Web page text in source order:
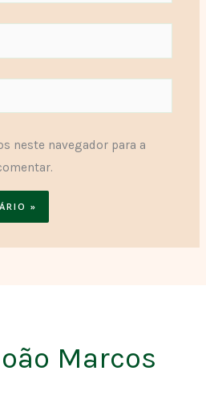
neste navegador para a
Marcos